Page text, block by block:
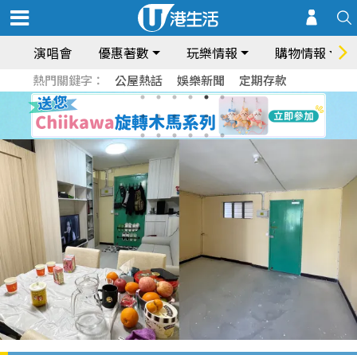
演唱會 優惠著數 玩樂情報 購物情報
熱門關鍵字： 公屋熱話 娛樂新聞 定期存款